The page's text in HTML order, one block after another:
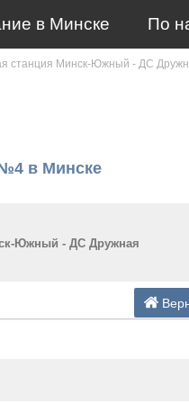
в Минске По
станция Минск-Южный - ДС
в Минске
Южный - ДС Дружная